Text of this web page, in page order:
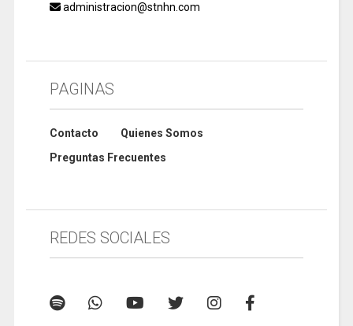
administracion@stnhn.com
PAGINAS
Contacto
Quienes Somos
Preguntas Frecuentes
REDES SOCIALES